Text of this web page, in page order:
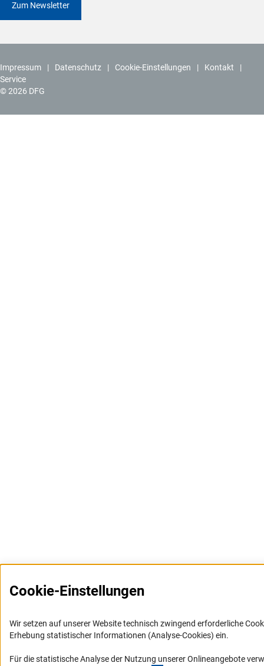
Zum Newsletter
© 2026 DFG
Impressum Datenschutz Cookie-Einstellungen
Kontakt
Service
Cookie-Einstellungen
Wir setzen auf unserer Website technisch zwingend erforderliche
Erhebung statistischer Informationen (Analyse-Cookies) ein.
Für die statistische Analyse der Nutzung unserer Onlineangebote